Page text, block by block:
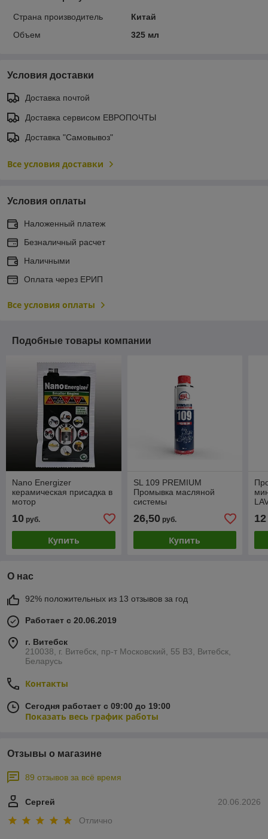
Страна производитель
Китай
Объем
325 мл
Условия доставки
Доставка почтой
Доставка сервисом ЕВРОПОЧТЫ
Доставка "Самовывоз"
Все условия доставки
Условия оплаты
Наложенный платеж
Безналичный расчет
Наличными
Оплата через ЕРИП
Все условия оплаты
Подобные товары компании
Nano Energizer
керамическая присадка в
мотор
10 руб.
Купить
SL 109 PREMIUM
Промывка масляной
системы
26,50руб.
Купить
12
О нас
92% положительных из 13 отзывов за год
Работает с 20.06.2019
г. Витебск
210038, г. Витебск, пр-т Московский, 55 B3, Витебск,
Беларусь
Контакты
Сегодня работает с 09:00 до 19:00
Показать весь график работы
Отзывы о магазине
89 отзывов за всё время
20.06.2026
Сергей
Отлично